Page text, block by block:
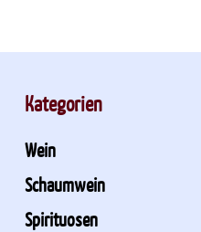
Kategorien
Wein
Schaumwein
Spirituosen